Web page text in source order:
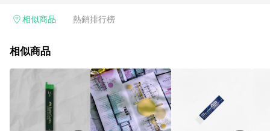
易後，想下第二張訂單，請重新從LINE購物連結至蝦皮商店進行
後之最終金額進行計算。 6. 用戶需於同一瀏覽器進行交易（若自
將拆分成不同筆訂單編號發送通知。 8. 若使用折價券折抵，可能
會有攤提折抵導致訂單金額些微落差 9. 同一商品品項(即便不同
尺寸規格)，皆會計入同一筆返點上限進行計算 10. 蝦皮會將LINE
的導購跳轉紀錄與蝦皮的會員ID進行綁定，若後續七天內未透過
其他媒體來源導入蝦皮官網，則七天內於該蝦皮帳號下訂的首筆
相似商品 熱銷排行榜
相似商品